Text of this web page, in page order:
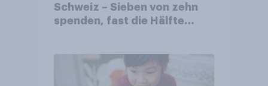
Schweiz – Sieben von zehn
spenden, fast die Hälfte